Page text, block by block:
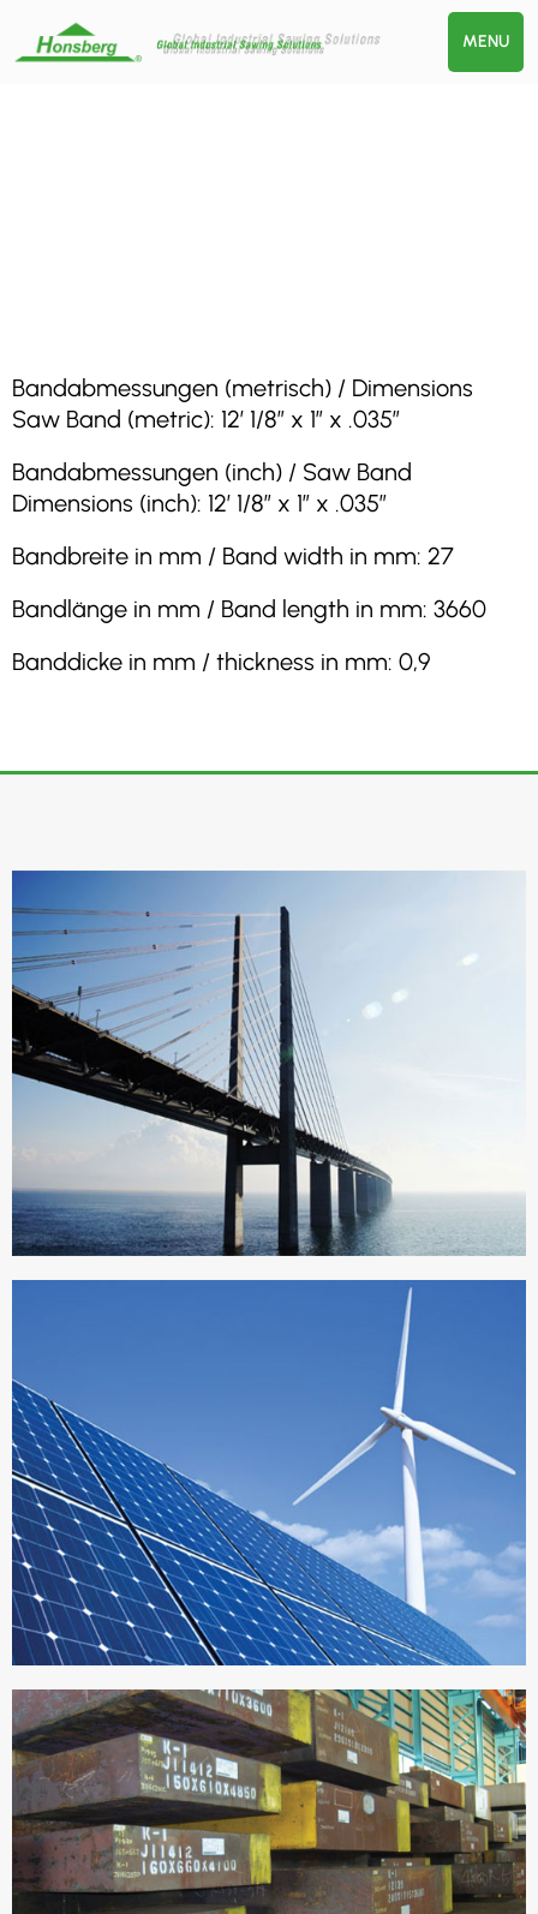
MENU
Bandabmessungen (metrisch) / Dimensions
Saw Band (metric): 12′ 1/8″ x 1″ x .035″
Bandabmessungen (inch) / Saw Band
Dimensions (inch): 12′ 1/8″ x 1″ x .035″
Bandbreite in mm / Band width in mm: 27
Bandlänge in mm / Band length in mm: 3660
Banddicke in mm / thickness in mm: 0,9